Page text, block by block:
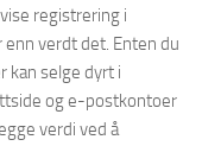
registrering i
verdt det. Enten du
kan selge dyrt i
og e-postkontoer
verdi ved å